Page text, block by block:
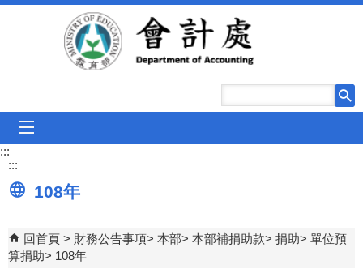
跳到主要內容區塊
:::
:::
108年
回首頁 財務公告事項 本部 本部補捐助款 捐助
單位預
算捐助
108年